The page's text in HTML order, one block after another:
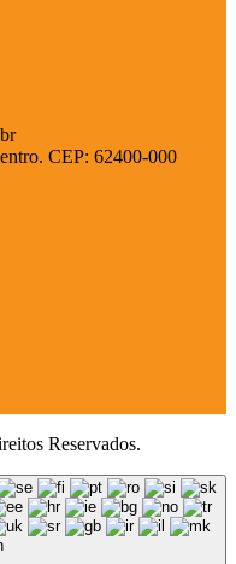
CEP: 62400-000
Reservados.